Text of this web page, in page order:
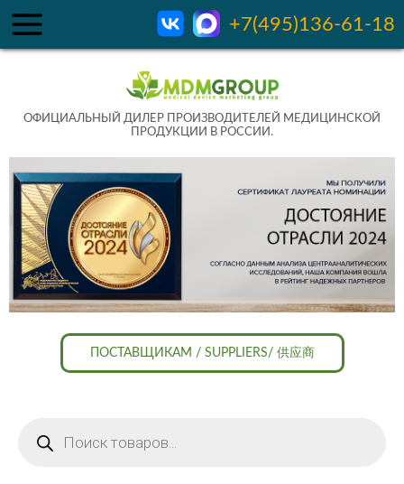
+7(495)136-61-18
ОФИЦИАЛЬНЫЙ ДИЛЕР ПРОИЗВОДИТЕЛЕЙ МЕДИЦИНСКОЙ
ПРОДУКЦИИ В РОССИИ.
ПОСТАВЩИКАМ / SUPPLIERS/ 供应商
товаров